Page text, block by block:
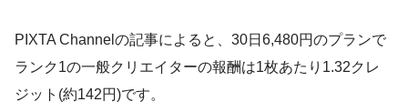
PIXTA Channelの記事によると、30日6,480円のプランで
ランク1の一般クリエイターの報酬は1枚あたり1.32クレ
ジット(約142円)です。